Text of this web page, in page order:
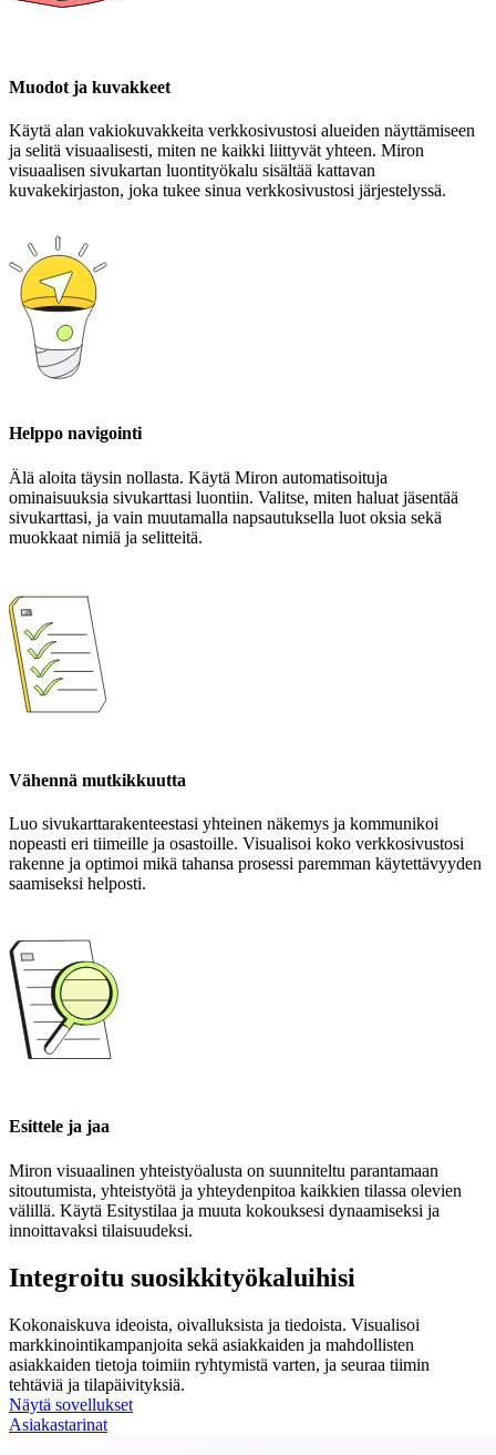
Muodot ja kuvakkeet
Käytä alan vakiokuvakkeita verkkosivustosi alueiden näyttämiseen
ja selitä visuaalisesti, miten ne kaikki liittyvät yhteen. Miron
visuaalisen sivukartan luontityökalu sisältää kattavan
kuvakekirjaston, joka tukee sinua verkkosivustosi järjestelyssä.
Helppo navigointi
Älä aloita täysin nollasta. Käytä Miron automatisoituja
ominaisuuksia sivukarttasi luontiin. Valitse, miten haluat jäsentää
sivukarttasi, ja vain muutamalla napsautuksella luot oksia sekä
muokkaat nimiä ja selitteitä.
Vähennä mutkikkuutta
Luo sivukarttarakenteestasi yhteinen näkemys ja kommunikoi
nopeasti eri tiimeille ja osastoille. Visualisoi koko verkkosivustosi
rakenne ja optimoi mikä tahansa prosessi paremman käytettävyyden
saamiseksi helposti.
Esittele ja jaa
Miron visuaalinen yhteistyöalusta on suunniteltu parantamaan
sitoutumista, yhteistyötä ja yhteydenpitoa kaikkien tilassa olevien
välillä. Käytä Esitystilaa ja muuta kokouksesi dynaamiseksi ja
innoittavaksi tilaisuudeksi.
Integroitu suosikkityökaluihisi
Kokonaiskuva ideoista, oivalluksista ja tiedoista. Visualisoi
markkinointikampanjoita sekä asiakkaiden ja mahdollisten
asiakkaiden tietoja toimiin ryhtymistä varten, ja seuraa tiimin
tehtäviä ja tilapäivityksiä.
Näytä sovellukset
Asiakastarinat